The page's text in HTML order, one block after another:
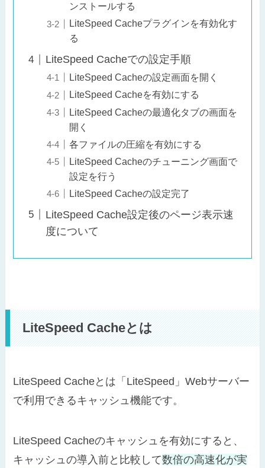
ンストールする
LiteSpeed Cacheプラグインを有効化す
る
LiteSpeed Cacheでの設定手順
LiteSpeed Cacheの設定画面を開く
LiteSpeed Cacheを有効にする
LiteSpeed Cacheの最適化タブの画面を
開く
各ファイルの圧縮を有効にする
LiteSpeed Cacheのチューニング画面で
設定を行う
LiteSpeed Cacheの設定完了
LiteSpeed Cache設定後のページ表示速
度について
LiteSpeed Cacheとは
LiteSpeed Cacheとは「LiteSpeed」Webサーバー
で利用できるキャッシュ機能です。
LiteSpeed Cacheのキャッシュを有効にすると、
キャッシュの導入前と比較して数倍の高速化が実